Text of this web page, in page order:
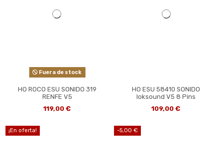
Fuera de stock
HO ROCO ESU SONIDO 319
RENFE V5
119,00 €
HO ESU 58410 SONIDO
loksound V5 8 Pins
109,00 €
¡En oferta! -5,00 €